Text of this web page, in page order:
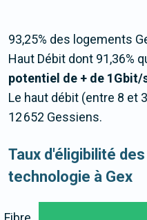
93,25% des logements
Haut Débit dont 91,36%
potentiel de + de 1Gbit/
Le haut débit (entre 8 et
12 652 Gessiens.
Taux d'éligibilité
technologie à Gex